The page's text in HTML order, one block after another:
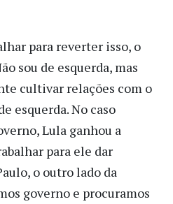
para reverter isso, o
sou de esquerda, mas
cultivar relações com o
esquerda. No caso
Lula ganhou a
para ele dar
o outro lado da
governo e procuramos